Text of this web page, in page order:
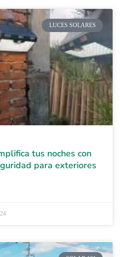
LUCES SOLARES
tus noches con
para exteriores